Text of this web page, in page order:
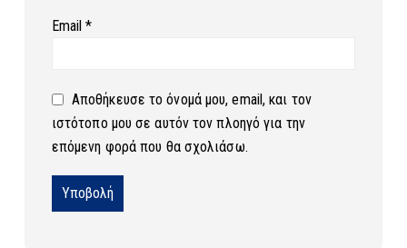
Email*
Αποθήκευσε το όνομά μου, email, και τον
ιστότοπο μου σε αυτόν τον πλοηγό για την
επόμενη φορά που θα σχολιάσω.